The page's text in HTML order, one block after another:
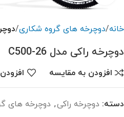
خانه دوچرخه های گروه شکاری
دوچرخه راکی مدل C500-26
افزودن به مقایسه
دسته: دوچرخه راکی, دوچرخه های